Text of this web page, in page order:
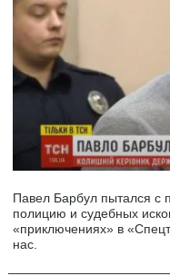
Павел Барбул пытался с
полицию и судебных
«приключениях» в
нас.